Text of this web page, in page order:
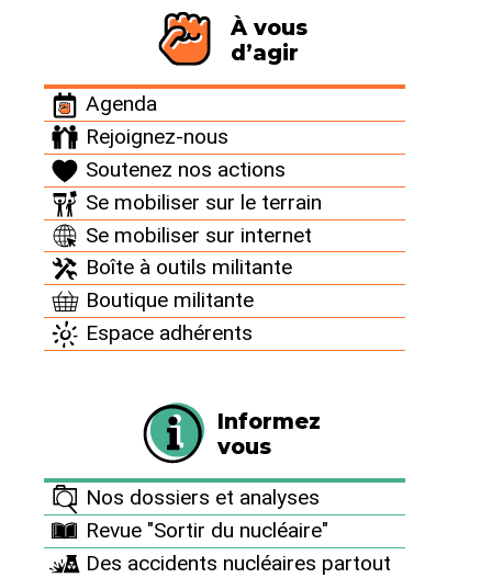
À vous
d’agir
Agenda
Rejoignez-nous
Soutenez nos actions
Se mobiliser sur le terrain
Se mobiliser sur internet
Boîte à outils militante
Boutique militante
Espace adhérents
Informez
vous
Nos dossiers et analyses
Revue "Sortir du nucléaire"
Des accidents nucléaires partout
Sortir du nucléaire n°107
Bombardements en Ukraine et en
Iran : quels risques, quelles
conséquences ?
Echos des luttes antinucléaires
Les essais nucléaires français en
Algérie